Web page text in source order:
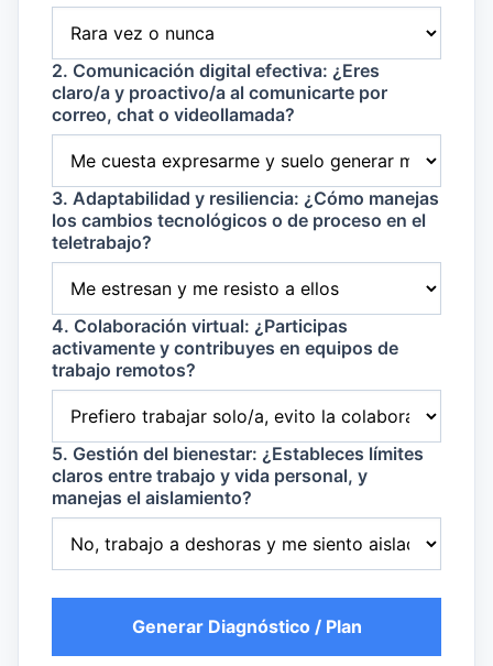
2. Comunicación digital efectiva: ¿Eres
claro/a y proactivo/a al comunicarte por
correo, chat o videollamada?
3. Adaptabilidad y resiliencia: ¿Cómo manejas
los cambios tecnológicos o de proceso en el
teletrabajo?
4. Colaboración virtual: ¿Participas
activamente y contribuyes en equipos de
trabajo remotos?
5. Gestión del bienestar: ¿Estableces límites
claros entre trabajo y vida personal, y
manejas el aislamiento?
Generar Diagnóstico / Plan